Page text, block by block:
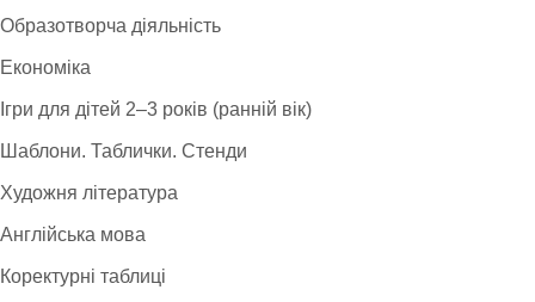
Образотворча діяльність
Економіка
Ігри для дітей 2–3 років (ранній вік)
Шаблони. Таблички. Стенди
Художня література
Англійська мова
Коректурні таблиці